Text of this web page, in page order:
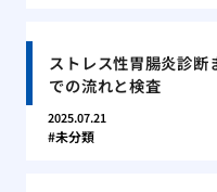
ストレス性胃腸炎診断
での流れと検査
2025.07.21
未分類